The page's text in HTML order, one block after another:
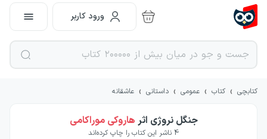
ورود کاربر
کتابچی › کتاب › عمومی › داستانی › عاشقانه
جنگل نروژی اثر هاروکی موراکامی
4 ناشر این کتاب را چاپ کرده‌اند